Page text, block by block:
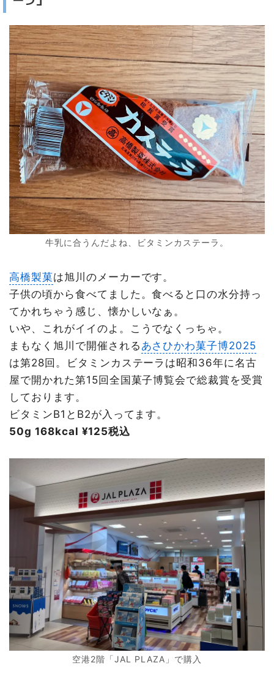
牛乳に合うんだよね、ビタミンカステーラ。
高橋製菓は旭川のメーカーです。
子供の頃から食べてました。食べると口の水分持っ
てかれちゃう感じ、懐かしいなぁ。
いや、これがイイのよ。こうでなくっちゃ。
まもなく旭川で開催される あさひかわ菓子博2025
は第28回。ビタミンカステーラは昭和36年に名古
屋で開かれた第15回全国菓子博覧会で総裁賞を受賞
しております。
ビタミンB1とB2が入ってます。
50g 168kcal ¥125税込
空港2階「JAL PLAZA」で購入